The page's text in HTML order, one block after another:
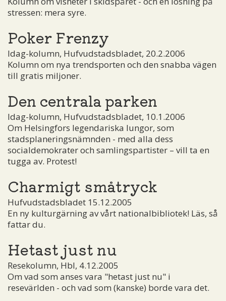
stressen: mera syre.
Poker Frenzy
Idag-kolumn, Hufvudstadsbladet, 20.2.2006
Kolumn om nya trendsporten och den snabba vägen
till gratis miljoner.
Den centrala parken
Idag-kolumn, Hufvudstadsbladet, 10.1.2006
Om Helsingfors legendariska lungor, som
stadsplaneringsnämnden - med alla dess
socialdemokrater och samlingspartister – vill ta en
tugga av. Protest!
Charmigt småtryck
Hufvudstadsbladet 15.12.2005
En ny kulturgärning av vårt nationalbibliotek! Läs, så
fattar du.
Hetast just nu
Resekolumn, Hbl, 4.12.2005
Om vad som anses vara "hetast just nu" i
resevärlden - och vad som (kanske) borde vara det.